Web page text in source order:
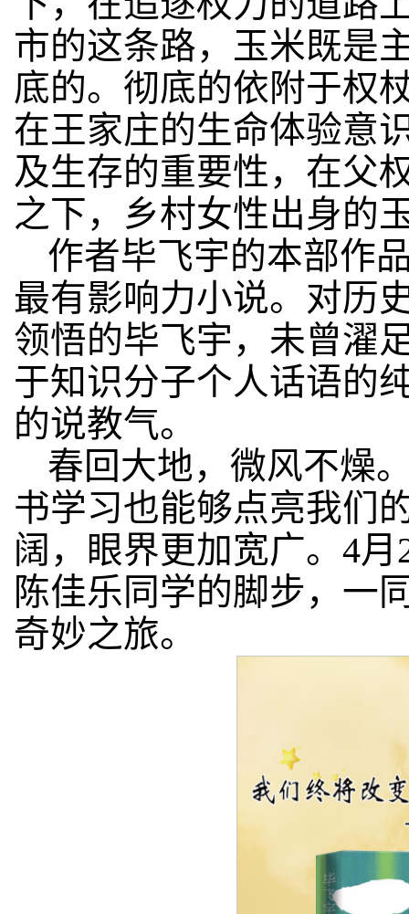
市的这条路，玉米既是
底的。彻底的依附于权
在王家庄的生命体验意
及生存的重要性，在父
之下，乡村女性出身的
作者毕飞宇的本部作
最有影响力小说。对历
领悟的毕飞宇，未曾濯
于知识分子个人话语的
的说教气。
春回大地，微风不燥
书学习也能够点亮我们
阔，眼界更加宽广。4
陈佳乐同学的脚步，一
奇妙之旅。